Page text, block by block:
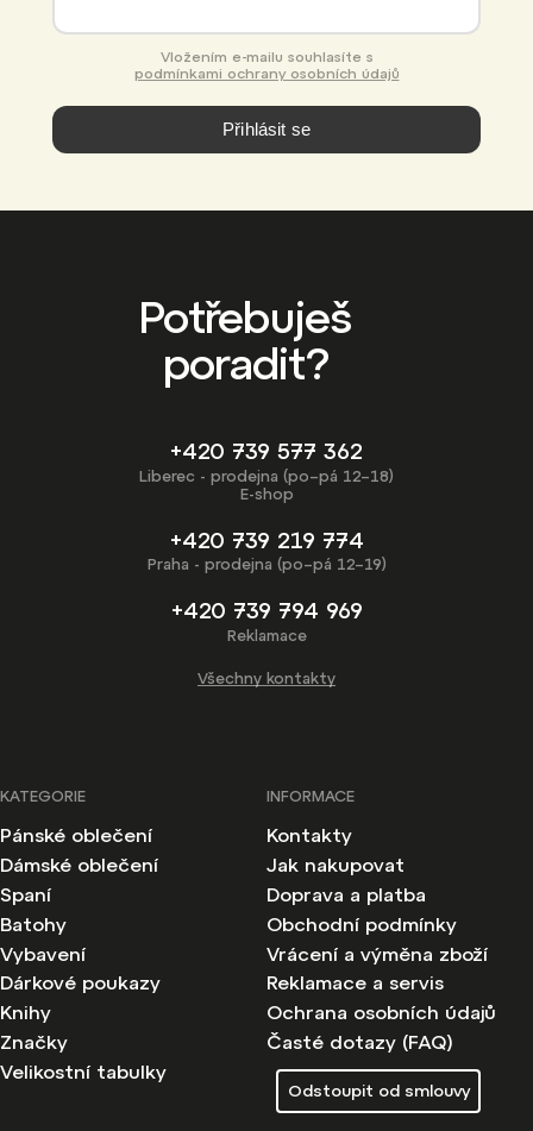
podmínkami ochrany osobních údajů
Přihlásit se
Potřebuješ
poradit?
+420 739 577 362
Liberec - prodejna (po–pá 12–18)
E-shop
+420 739 219 774
Praha - prodejna (po–pá 12–19)
+420 739 794 969
Reklamace
Všechny kontakty
KATEGORIE
Pánské oblečení
Dámské oblečení
Spaní
Batohy
Vybavení
Dárkové poukazy
Knihy
Značky
Velikostní tabulky
INFORMACE
Kontakty
Jak nakupovat
Doprava a platba
Obchodní podmínky
Vrácení a výměna zboží
Reklamace a servis
Ochrana osobních údajů
Časté dotazy (FAQ)
Odstoupit od smlouvy